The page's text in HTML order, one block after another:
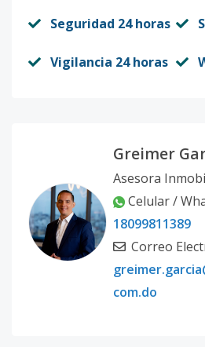
Seguridad 24 horas
Vigilancia 24 horas
Greimer
Asesora
Celular /
18099811389
Correo
com.do